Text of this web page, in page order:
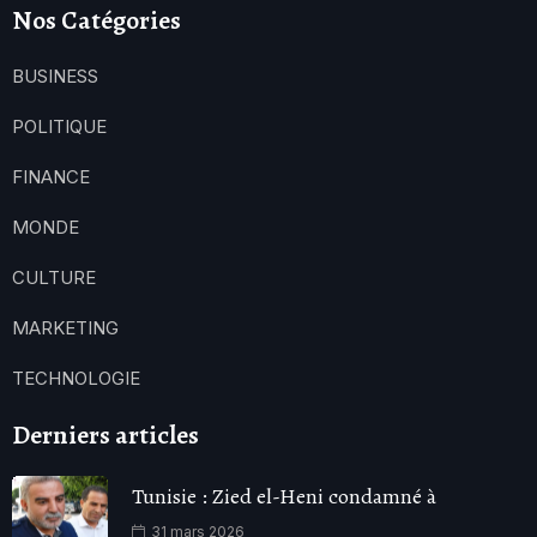
Nos Catégories
BUSINESS
POLITIQUE
FINANCE
MONDE
CULTURE
MARKETING
TECHNOLOGIE
Derniers articles
Tunisie : Zied el-Heni condamné à
31 mars 2026